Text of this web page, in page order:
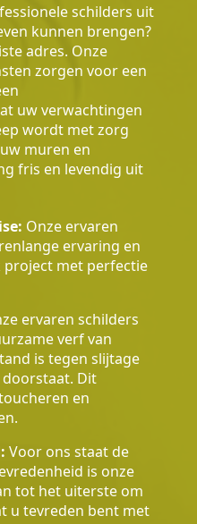
schilders uit
kunnen brengen?
adres. Onze
zorgen voor een
uw verwachtingen
wordt met zorg
muren en
fris en levendig uit
Onze ervaren
ervaring en
met perfectie
ervaren schilders
verf van
is tegen slijtage
Dit
en
Voor ons staat de
is onze
tot het uiterste om
u tevreden bent met